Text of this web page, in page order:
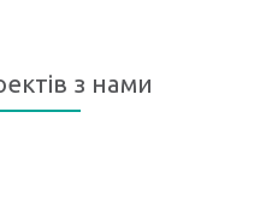
з нами